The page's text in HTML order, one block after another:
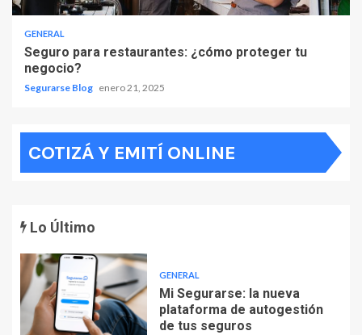
GENERAL
Seguro para restaurantes: ¿cómo proteger tu
negocio?
Segurarse Blog enero 21, 2025
COTIZÁ Y EMITÍ ONLINE
Lo Último
GENERAL
Mi Segurarse: la nueva
plataforma de autogestión
de tus seguros